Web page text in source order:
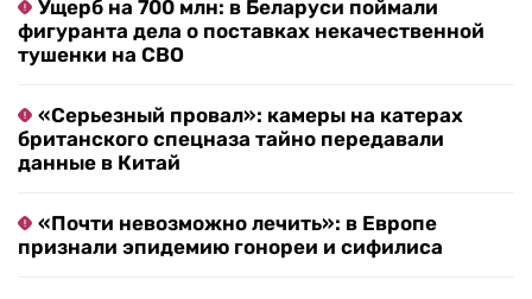
Ущерб на 700 млн: в Беларуси поймали
фигуранта дела о поставках некачественной
тушенки на СВО
«Серьезный провал»: камеры на катерах
британского спецназа тайно передавали
данные в Китай
«Почти невозможно лечить»: в Европе
признали эпидемию гонореи и сифилиса